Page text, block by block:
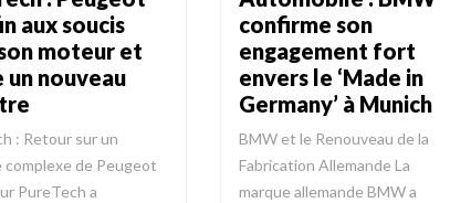
aux soucis
moteur et
un nouveau
: Retour sur un
complexe de Peugeot
PureTech a
confirme son
engagement fort
envers le ‘Made in
Germany’ à Munich
BMW et le Renouveau de la
Fabrication Allemande La
marque allemande BMW a